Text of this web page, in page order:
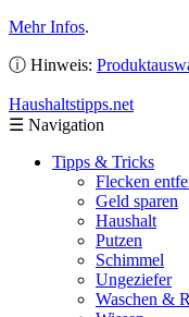
Mehr Infos.
ⓘ Hinweis:
Haushaltstipps.net
☰ Navigation
Tipps & Tricks
Flecken
Geld sparen
Haushalt
Putzen
Schimmel
Ungeziefer
Waschen &